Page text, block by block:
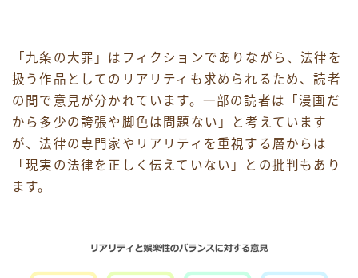
「九条の大罪」はフィクションでありながら、法律を
扱う作品としてのリアリティも求められるため、読者
の間で意見が分かれています。一部の読者は「漫画だ
から多少の誇張や脚色は問題ない」と考えています
が、法律の専門家やリアリティを重視する層からは
「現実の法律を正しく伝えていない」との批判もあり
ます。